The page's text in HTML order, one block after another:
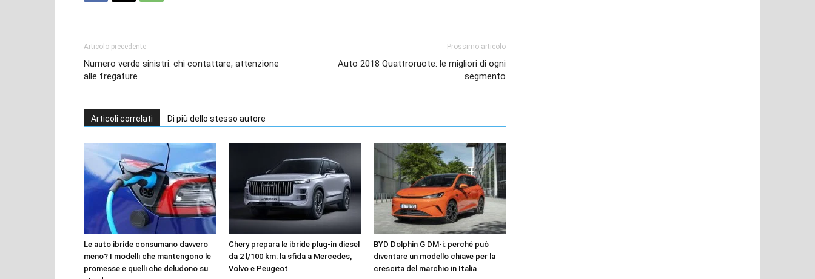
Articolo precedente
Numero verde sinistri: chi contattare, attenzione
alle fregature
Prossimo articolo
Auto 2018 Quattroruote: le migliori di ogni
segmento
Articoli correlati Di più dello stesso autore
Le auto ibride consumano davvero
meno? I modelli che mantengono le
promesse e quelli che deludono su
Chery prepara le ibride plug-in diesel
da 2 l/100 km: la sfida a Mercedes,
Volvo e Peugeot
BYD Dolphin G DM-i: perché può
diventare un modello chiave per la
crescita del marchio in Italia